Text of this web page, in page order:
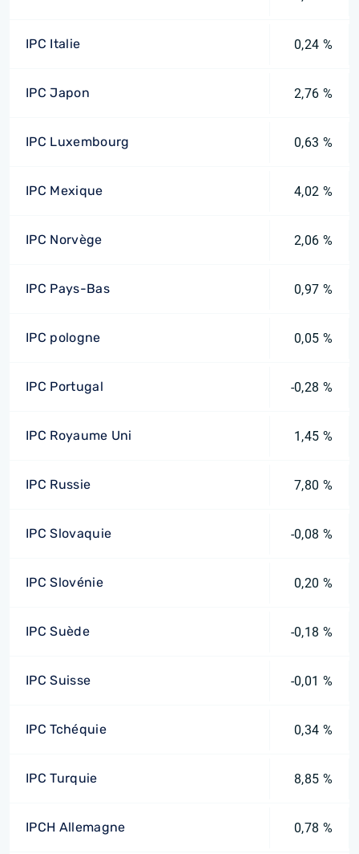
IPC Italie 0,24 %
IPC Japon 2,76 %
IPC Luxembourg 0,63 %
IPC Mexique 4,02 %
IPC Norvège 2,06 %
IPC Pays-Bas 0,97 %
IPC pologne 0,05 %
IPC Portugal -0,28 %
IPC Royaume Uni 1,45 %
IPC Russie 7,80 %
IPC Slovaquie -0,08 %
IPC Slovénie 0,20 %
IPC Suède -0,18 %
IPC Suisse -0,01 %
IPC Tchéquie 0,34 %
IPC Turquie 8,85 %
IPCH Allemagne 0,78 %